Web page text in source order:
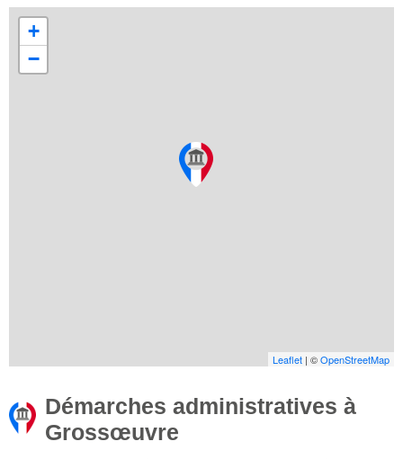
+
−
Leaflet | ©OpenStreetMap
Démarches administratives à
Grossœuvre